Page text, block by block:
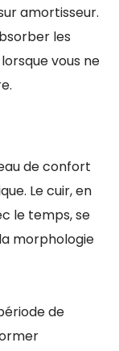
amortisseur.
les
lorsque vous ne
de confort
Le cuir, en
le temps, se
morphologie
de